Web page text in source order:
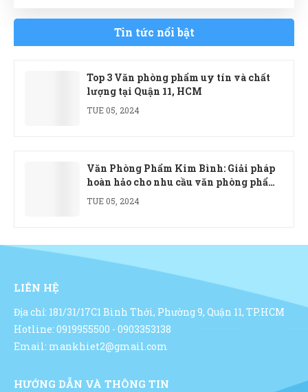
Tin tức nổi bật
Top 3 Văn phòng phẩm uy tín và chất
lượng tại Quận 11, HCM
TUE 05, 2024
Văn Phòng Phẩm Kim Bình: Giải pháp
hoàn hảo cho nhu cầu văn phòng phẩm
của doanh nghiệp
TUE 05, 2024
LIÊN HỆ
Địa chỉ: 181/31/17C1 Bình Thới, Phường 9, Quận 11, TP.HCM
Hotline: 0919955500 - 0903353138
Email: mankhiet2@gmail.com
HƯỚNG DẪN VÀ THÔNG TIN